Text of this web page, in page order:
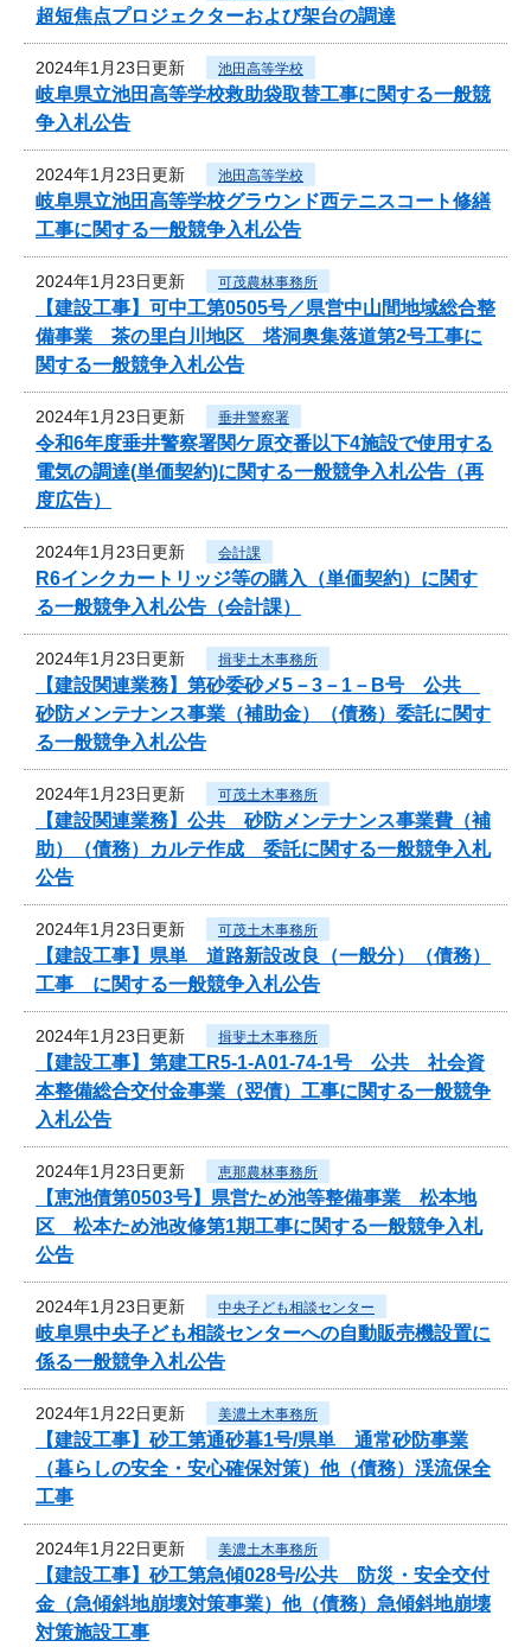
超短焦点プロジェクターおよび架台の調達
2024年1月23日更新 池田高等学校
岐阜県立池田高等学校救助袋取替工事に関する一般競
争入札公告
2024年1月23日更新 池田高等学校
岐阜県立池田高等学校グラウンド西テニスコート修繕
工事に関する一般競争入札公告
2024年1月23日更新 可茂農林事務所
【建設工事】可中工第0505号／県営中山間地域総合整
備事業 茶の里白川地区 塔洞奥集落道第2号工事に
関する一般競争入札公告
2024年1月23日更新 垂井警察署
令和6年度垂井警察署関ケ原交番以下4施設で使用する
電気の調達(単価契約)に関する一般競争入札公告（再
度広告）
2024年1月23日更新 会計課
R6インクカートリッジ等の購入（単価契約）に関す
る一般競争入札公告（会計課）
2024年1月23日更新 揖斐土木事務所
【建設関連業務】第砂委砂メ5－3－1－B号 公共
砂防メンテナンス事業（補助金）（債務）委託に関す
る一般競争入札公告
2024年1月23日更新 可茂土木事務所
【建設関連業務】公共 砂防メンテナンス事業費（補
助）（債務）カルテ作成 委託に関する一般競争入札
公告
2024年1月23日更新 可茂土木事務所
【建設工事】県単 道路新設改良（一般分）（債務）
工事 に関する一般競争入札公告
2024年1月23日更新 揖斐土木事務所
【建設工事】第建工R5-1-A01-74-1号 公共 社会資
本整備総合交付金事業（翌債）工事に関する一般競争
入札公告
2024年1月23日更新 恵那農林事務所
【恵池債第0503号】県営ため池等整備事業 松本地
区 松本ため池改修第1期工事に関する一般競争入札
公告
2024年1月23日更新 中央子ども相談センター
岐阜県中央子ども相談センターへの自動販売機設置に
係る一般競争入札公告
2024年1月22日更新 美濃土木事務所
【建設工事】砂工第通砂暮1号/県単 通常砂防事業
（暮らしの安全・安心確保対策）他（債務）渓流保全
工事
2024年1月22日更新 美濃土木事務所
【建設工事】砂工第急傾028号/公共 防災・安全交付
金（急傾斜地崩壊対策事業）他（債務）急傾斜地崩壊
対策施設工事